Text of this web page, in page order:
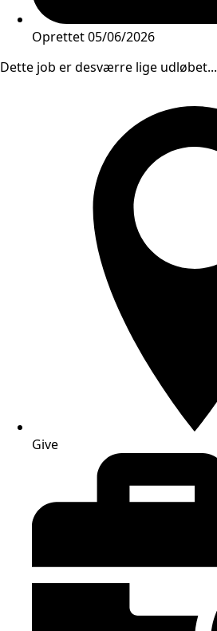
Oprettet05/06/2026
Dette job er desværre lige udløbet...
Give